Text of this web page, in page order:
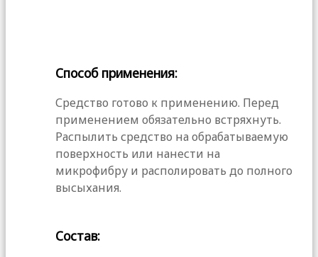
Способ применения:
Средство готово к применению. Перед
применением обязательно встряхнуть.
Распылить средство на обрабатываемую
поверхность или нанести на
микрофибру и располировать до полного
высыхания.
Состав: